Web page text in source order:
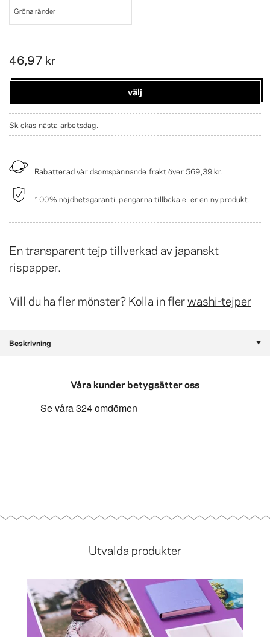
En transparent tejp tillverkad av japanskt
rispapper.
Vill du ha fler mönster? Kolla in flerwashi-tejper
Gröna ränder
46,97 kr
välj
Skickas nästa arbetsdag.
Rabatterad världsomspännande frakt över 569,39 kr.
100% nöjdhetsgaranti, pengarna tillbaka eller en ny produkt.
Beskrivning
Våra kunder betygsätter oss
Utvalda produkter